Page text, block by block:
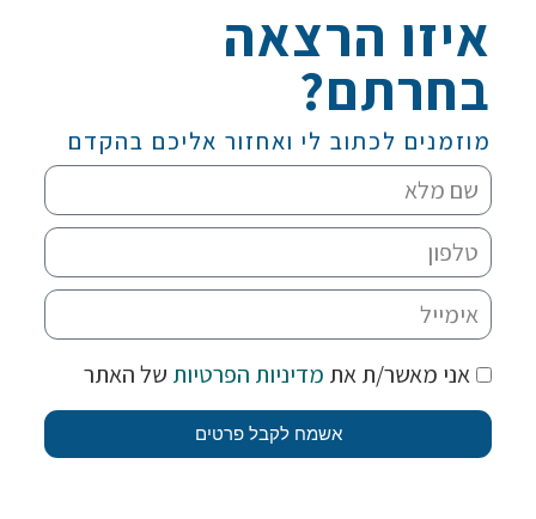
איזו הרצאה
בחרתם?
מוזמנים לכתוב לי ואחזור אליכם בהקדם
אני מאשר/ת את מדיניות הפרטיות של האתר
אשמח לקבל פרטים